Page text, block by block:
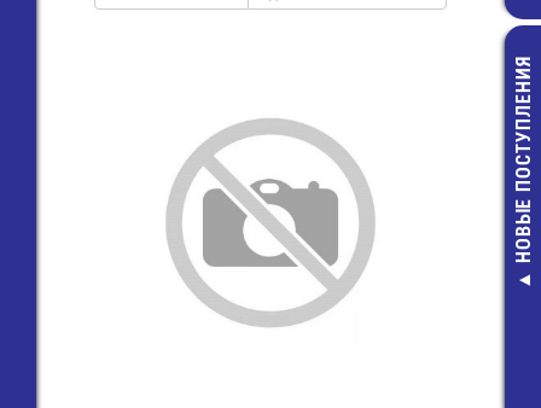
Дроссель
10 мкГн -
НОВЫЕ ПОСТУПЛЕНИЯ